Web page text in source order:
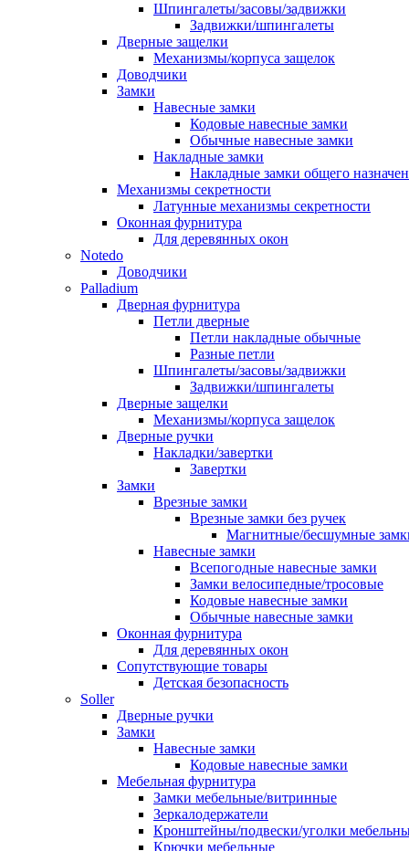
Шпингалеты/засовы/задвижки
Задвижки/шпингалеты
Дверные защелки
Механизмы/корпуса защелок
Доводчики
Замки
Навесные замки
Кодовые навесные замки
Обычные навесные замки
Накладные замки
Накладные замки общего
Механизмы секретности
Латунные механизмы секретности
Оконная фурнитура
Для деревянных окон
Notedo
Доводчики
Palladium
Дверная фурнитура
Петли дверные
Петли накладные обычные
Разные петли
Шпингалеты/засовы/задвижки
Задвижки/шпингалеты
Дверные защелки
Механизмы/корпуса защелок
Дверные ручки
Накладки/завертки
Завертки
Замки
Врезные замки
Врезные замки без ручек
Магнитные/бесшумные
Навесные замки
Всепогодные навесные замки
Замки велосипедные/тросовые
Кодовые навесные замки
Обычные навесные замки
Оконная фурнитура
Для деревянных окон
Сопутствующие товары
Детская безопасность
Soller
Дверные ручки
Замки
Навесные замки
Кодовые навесные замки
Мебельная фурнитура
Замки мебельные/витринные
Зеркалодержатели
Кронштейны/подвески/уголки
Крючки мебельные